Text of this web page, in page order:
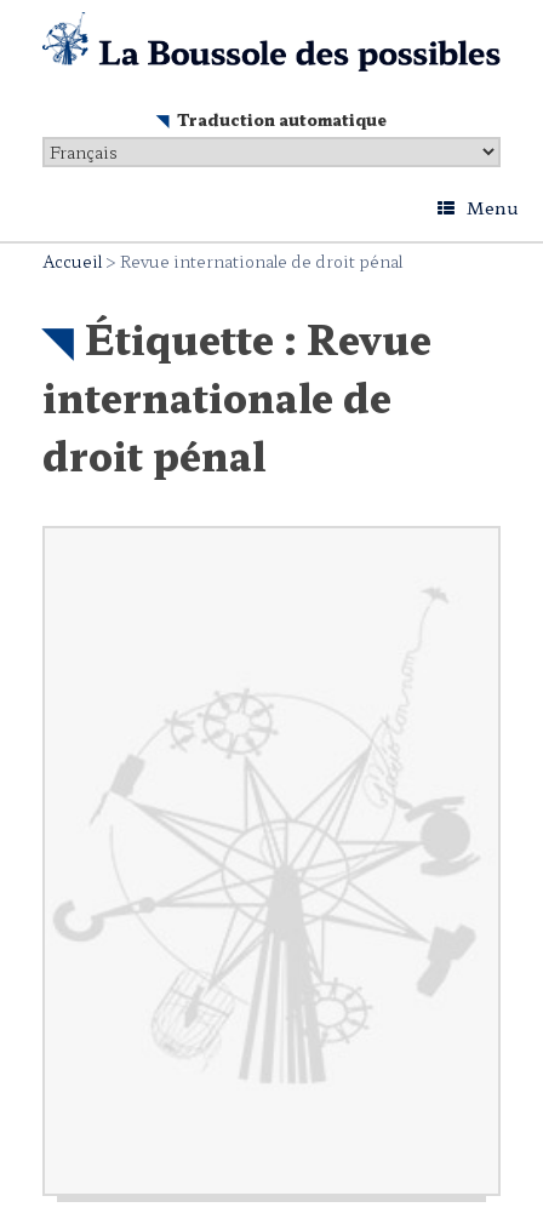
content
Traduction automatique
Menu
Accueil> Revue internationale de droit pénal
Étiquette : Revue
internationale de
droit pénal